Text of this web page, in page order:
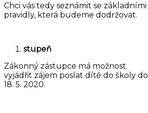
Chci vás tedy seznámit se základními
pravidly, která budeme dodržovat.
stupeň
Zákonný zástupce má možnost
vyjádřit zájem poslat dítě do školy do
18. 5. 2020.